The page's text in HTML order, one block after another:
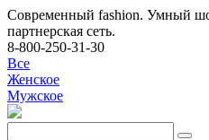
Современный fashion. Умный
партнерская сеть.
8-800-250-31-30
Все
Женское
Мужское